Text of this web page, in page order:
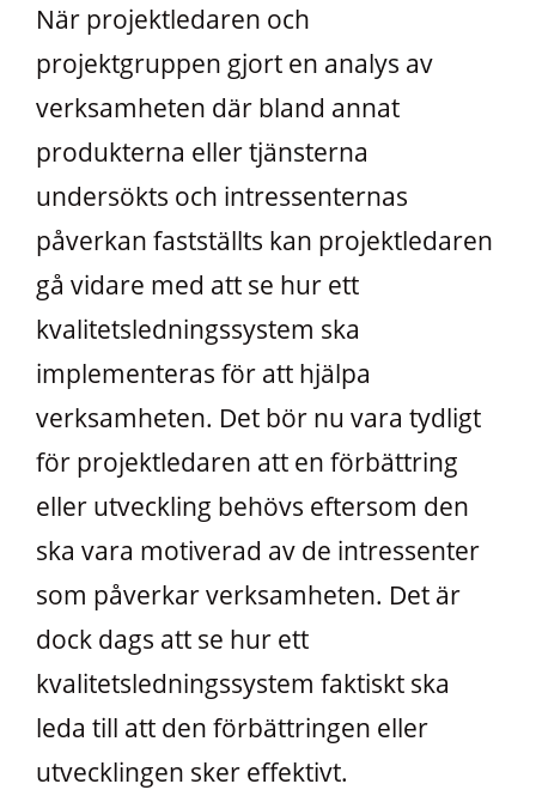
När projektledaren och
projektgruppen gjort en analys av
verksamheten där bland annat
produkterna eller tjänsterna
undersökts och intressenternas
påverkan fastställts kan projektledaren
gå vidare med att se hur ett
kvalitetsledningssystem ska
implementeras för att hjälpa
verksamheten. Det bör nu vara tydligt
för projektledaren att en förbättring
eller utveckling behövs eftersom den
ska vara motiverad av de intressenter
som påverkar verksamheten. Det är
dock dags att se hur ett
kvalitetsledningssystem faktiskt ska
leda till att den förbättringen eller
utvecklingen sker effektivt.